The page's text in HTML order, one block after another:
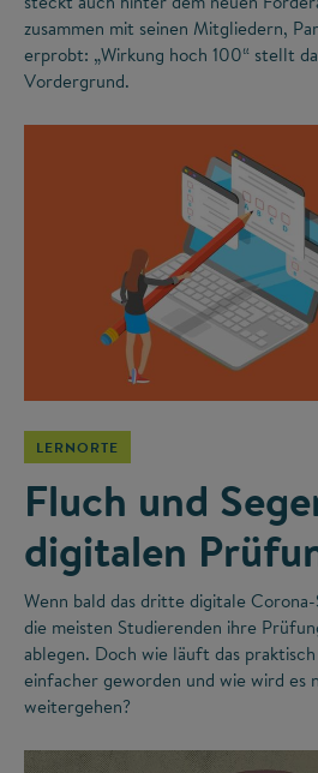
zusammen mit seinen Mitgliedern,
erprobt: „Wirkung hoch 100“ stellt
Vordergrund.
LERNORTE
Fluch und
digitalen
Wenn bald das dritte digitale
die meisten Studierenden ihre
ablegen. Doch wie läuft das
einfacher geworden und wie wird es
weitergehen?